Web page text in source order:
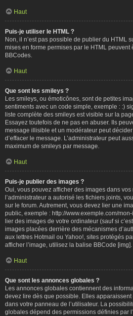
Haut
Puis-je utiliser le HTML ?
Non, il n’est pas possible de publier du HTML
mises en forme permises par le HTML
BBCodes.
Haut
Que sont les smileys ?
Les smileys, ou émoticônes, sont de petites
sentiments avec un code simple, exemple : :)
liste complète des smileys est visible sur la
Essayez toutefois de ne pas en abuser. Ils
message illisible et un modérateur peut
d’effacer le message. L’administrateur peut
maximum de smileys par message.
Haut
Puis-je publier des images ?
Oui, vous pouvez afficher des images dans
l’administrateur a autorisé les fichiers joints,
sur le forum. Autrement, vous devez lier une
public, exemple : http://www.exemple.com/
lier des images de votre ordinateur (sauf si
images placées derrière des mécanismes
aux lettres Hotmail ou Yahoo!, sites protégés
afficher l’image, utilisez la balise BBCode [img].
Haut
Que sont les annonces globales ?
Les annonces globales contiennent des
devez lire dès que possible. Elles
dans votre panneau de l’utilisateur. La
globales dépend des permissions définies par